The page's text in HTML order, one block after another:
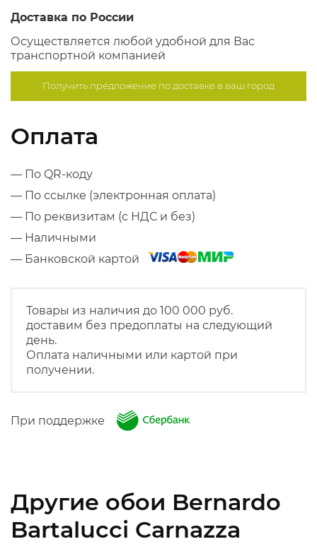
Доставка по России
Осуществляется любой удобной для Вас
транспортной компанией
Получить предложение подоставке в ваш город
Оплата
— По QR-коду
— По ссылке (электронная оплата)
— По реквизитам (с НДС и без)
— Наличными
— Банковской картой
Товары из наличия до 100 000 руб.
доставим без предоплаты на следующий
день.
Оплата наличными или картой при
получении.
При поддержке
Другие обои Bernardo
Bartalucci Carnazza